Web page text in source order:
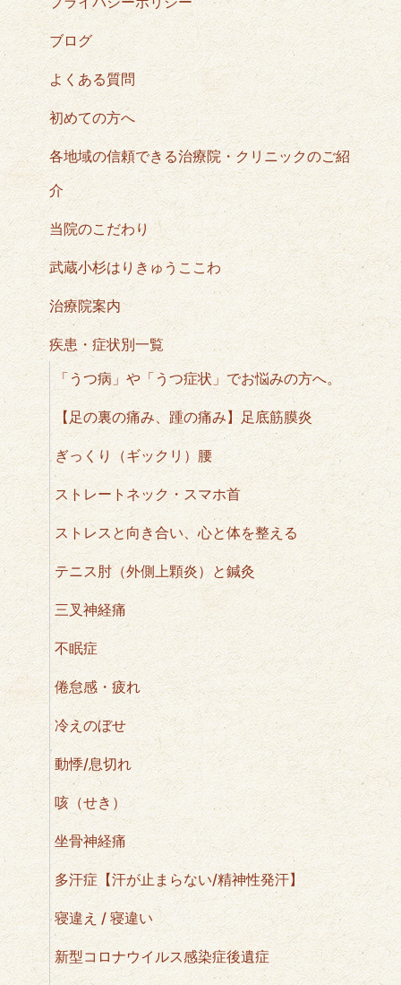
ブログ
よくある質問
初めての方へ
各地域の信頼できる治療院・クリニックのご紹
介
当院のこだわり
武蔵小杉はりきゅうここわ
治療院案内
疾患・症状別一覧
「うつ病」や「うつ症状」でお悩みの方へ。
【足の裏の痛み、踵の痛み】足底筋膜炎
ぎっくり（ギックリ）腰
ストレートネック・スマホ首
ストレスと向き合い、心と体を整える
テニス肘（外側上顆炎）と鍼灸
三叉神経痛
不眠症
倦怠感・疲れ
冷えのぼせ
動悸/息切れ
咳（せき）
坐骨神経痛
多汗症【汗が止まらない/精神性発汗】
寝違え / 寝違い
新型コロナウイルス感染症後遺症